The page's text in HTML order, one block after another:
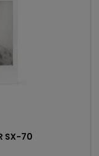
SX-70